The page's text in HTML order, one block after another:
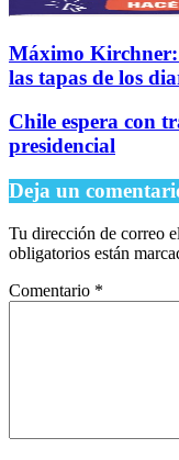
Máximo Kirchner:
las tapas de los
Chile espera con
presidencial
Deja un
Tu dirección de correo
obligatorios están
Comentario *